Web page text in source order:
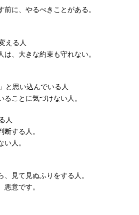
に、やるべきことがある。
える人
、大きな約束も守れない。
と思い込んでいる人
ることに気づけない人。
人
する人。
人。
、見て見ぬふりをする人。
意です。